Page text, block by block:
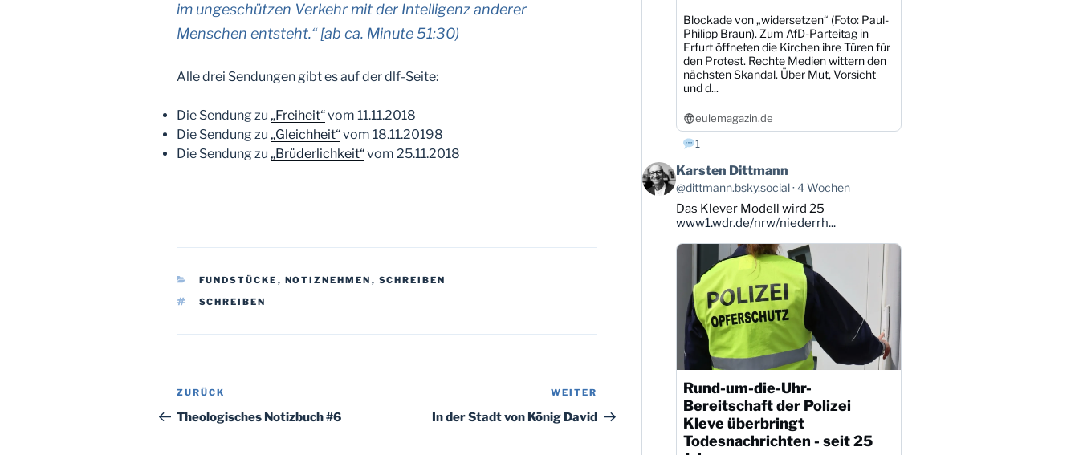
im ungeschützen Verkehr mit der Intelligenz anderer
Menschen entsteht.“ [ab ca. Minute 51:30)
Alle drei Sendungen gibt es auf der dlf-Seite:
Die Sendung zu „Freiheit“vom 11.11.2018
Die Sendung zu „Gleichheit“vom 18.11.20198
Die Sendung zu „Brüderlichkeit“vom 25.11.2018
KATEGORIEN
FUNDSTÜCKE , NOTIZNEHMEN , SCHREIBEN
SCHLAGWÖRTER
SCHREIBEN
Beitragsnavigation
Vorheriger
Beitrag
ZURÜCK
Theologisches Notizbuch #6
Beitrag
WEITER
In der Stadt von König David
Blockade von „widersetzen“ (Foto: Paul-
Philipp Braun). Zum AfD-Parteitag in
Erfurt öffneten die Kirchen ihre Türen für
den Protest. Rechte Medien wittern den
nächsten Skandal. Über Mut, Vorsicht
und d...
eulemagazin.de
1
Beitrag
von
Karsten
Dittmann
ansehen
Karsten Dittmann
@dittmann.bsky.social 4 Wochen
Das Klever Modell wird 25
www1.wdr.de/nrw/niederrh...
Rund-um-die-Uhr-
Bereitschaft der Polizei
Kleve überbringt
Todesnachrichten - seit 25